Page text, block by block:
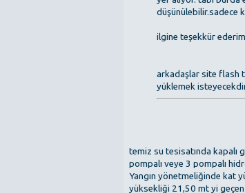
düşünülebilir.sadece
ilgine teşekkür
arkadaşlar site flash
yüklemek
temiz su tesisatında kapalı
pompalı veye 3 pompalı
Yangın yönetmeliğinde kat
yüksekliği 21,50 mt yi geçen